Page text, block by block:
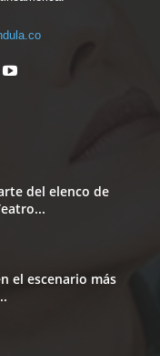
del elenco de
el escenario más